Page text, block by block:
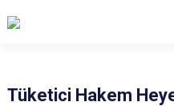
Tüketici Hakem